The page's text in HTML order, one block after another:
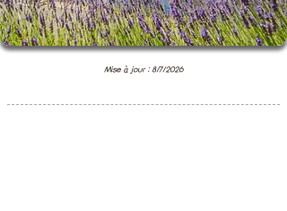
Mise à jour : 8/7/2026